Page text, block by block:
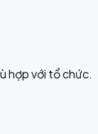
hợp với tổ chức.